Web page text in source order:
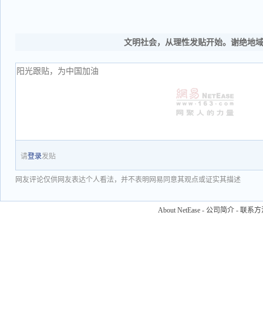
文明社会，从理性发贴开始。谢绝地
请登录发贴
网友评论仅供网友表达个人看法，并不表明网易同意其观点或证实其描述
About NetEase - 公司简介 - 联系方